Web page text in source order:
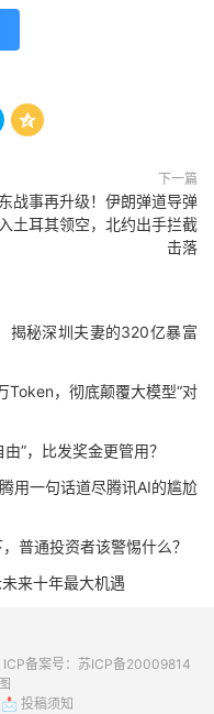

下一篇
战事再升级！伊朗弹道导弹
土耳其领空，北约出手拦截
击落
揭秘深圳夫妻的320亿暴富
，彻底颠覆大模型“对
”，比发奖金更管用？
用一句话道尽腾讯AI的尴尬
普通投资者该警惕什么？
来十年最大机遇
备案号： 苏ICP备20009814
📩 投稿须知